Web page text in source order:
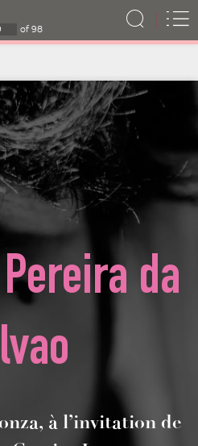
of 98
Pereira da
à l’invitation de